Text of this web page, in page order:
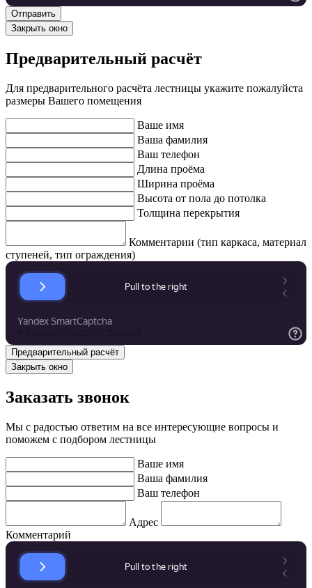
Закрыть окно
Предварительный расчёт
Для предварительного расчёта лестницы укажите пожалуйста
размеры Вашего помещения
Ваше имя
Ваша фамилия
Ваш телефон
Длина проёма
Ширина проёма
Высота от пола до потолка
Толщина перекрытия
Комментарии (тип каркаса, материал
ступеней, тип ограждения)
Закрыть окно
Заказать звонок
Мы с радостью ответим на все интересующие вопросы и
поможем с подбором лестницы
Ваше имя
Ваша фамилия
Ваш телефон
Адрес
Комментарий